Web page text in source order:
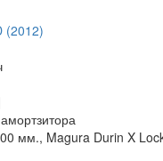
(2012)
мм., Magura Durin X